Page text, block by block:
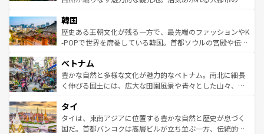
ワイを、存分に味わってほしい。 なお、新着のハワイ情報
はコンテンツ一覧を参照してほしい。
いる。アクティビティも充実しており、サーフィンやダイ
ビング、ハイキングなど、アウトドア好きにはたまらな
い。オーストラリアの多彩な魅力を存分に味わいつくそ
参照してほしい。
ン）、静ひつな山岳地帯である台湾東部など、都市の喧騒
と山間の静けさが共存しており、訪れる人に新しい発見と
驚きをもたらしてくれる。また、奥深い台湾の食文化も魅
容にもいいと評判のスイーツなど、バラエティ豊かな料理
が味わえる。 なお、新着の台湾情報は コンテンツ一覧を参
照してほしい。
韓国
歴史ある王朝文化が残る一方で、最先端のファッションやK
-POPで世界を席巻している韓国。首都ソウルの宮殿や伝統
き、地方に足を延ばせば四季折々の自然美を楽しむことが
できる。そして、キムチや焼肉、絶品のストリートフード
まで、さまざまな韓国料理が待っている。夜には、韓国な
リティに包まれながら、韓国の多彩な魅力を心ゆくまで味
わってみてほしい。 なお、新着の韓国情報はコンテンツ一
覧を参照してほしい。
ベトナム
豊かな自然と多様な文化が魅力的なベトナム。南北に細長
く伸びる国土には、広大な田園風景や青々とした山々、世
急速な発展と共に伝統が息づく。ハノイの古い町並みやホ
ーチミン市のフランス統治時代の建物も、独特の雰囲気を
醸し出している。また、バラエティの豊かさとおいしさで
タイ
タイは、東南アジアに位置する豊かな自然と歴史が息づく
国だ。首都バンコクは高層ビルが立ち並ぶ一方、伝統的な